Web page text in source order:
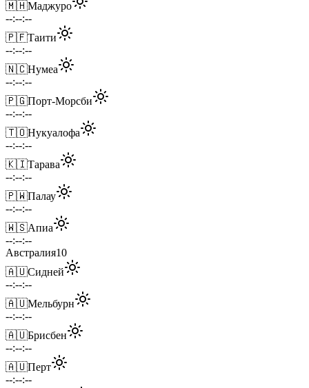
🇲🇭Маджуро
--:--:--
🇵🇫Таити
--:--:--
🇳🇨Нумеа
--:--:--
🇵🇬Порт-Морсби
--:--:--
🇹🇴Нукуалофа
--:--:--
🇰🇮Тарава
--:--:--
🇵🇼Палау
--:--:--
🇼🇸Апиа
--:--:--
Австралия10
🇦🇺Сидней
--:--:--
🇦🇺Мельбурн
--:--:--
🇦🇺Брисбен
--:--:--
🇦🇺Перт
--:--:--